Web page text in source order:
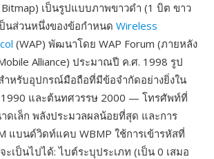
เป็นรูปแบบภาพขาวดำ (1 บิต ขาว
นส่วนหนึ่งของข้อกำหนด Wireless
(WAP) พัฒนาโดย WAP Forum (ภายหลัง
Alliance) ประมาณปี ค.ศ. 1998 รูป
หรับอุปกรณ์มือถือที่มีข้อจำกัดอย่างยิ่งใน
1990 และต้นทศวรรษ 2000 — โทรศัพท์ที่
ดเล็ก พลังประมวลผลน้อยที่สุด และการ
แบนด์วิดท์แคบ WBMP ใช้การเข้ารหัสที่
ะเป็นไปได้: ไบต์ระบุประเภท (เป็น 0 เสมอ